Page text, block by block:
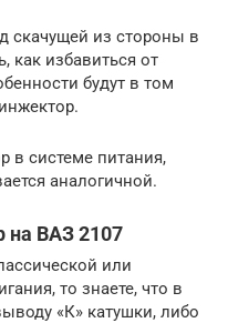
скачущей из стороны в
как избавиться от
будут в том
в системе питания,
аналогичной.
на ВАЗ 2107
или
то знаете, что в
«К» катушки, либо